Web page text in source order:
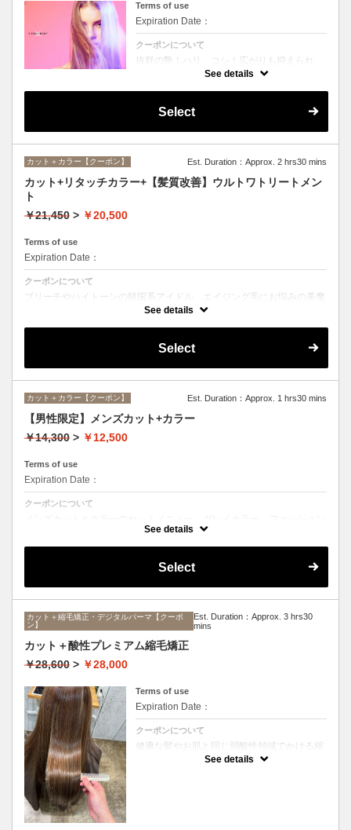
Terms of use
Expiration Date：
クーポンについて
抜群の艶！ハリ、コシ！広がりも抑えられ
る！どんなに傷んだ髪も、鮮やかなハイトー
See details
Select
カット＋カラー【クーポン】 Est. Duration：Approx. 2 hrs30 mins
カット+リタッチカラー+【髪質改善】ウルトワトリートメン
ト
￥21,450 > ￥20,500
Terms of use
Expiration Date：
クーポンについて
ブリーチやハイトーンの韓国系アイドル、エイジング毛にお悩みの美魔
女も夢中！全ての世代、髪質、メニューに対応できる髪質改善トリート
See details
Select
カット＋カラー【クーポン】 Est. Duration：Approx. 1 hrs30 mins
【男性限定】メンズカット+カラー
￥14,300 > ￥12,500
Terms of use
Expiration Date：
クーポンについて
カラーどちらも可能です。シャンプー、ブロー込み。
See details
Select
カット＋縮毛矯正・デジタルパーマ【クーポ
ン】
Est. Duration：Approx. 3 hrs30
mins
カット＋酸性プレミアム縮毛矯正
￥28,600 > ￥28,000
Terms of use
Expiration Date：
クーポンについて
健康な髪やお肌と同じ弱酸性領域でかける縮
毛矯正☆髪を瘦せさせることなく、気になる
See details